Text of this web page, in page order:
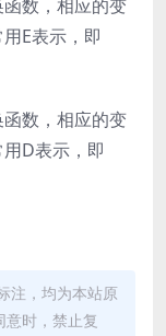
数，相应的变
E表示，即
数，相应的变
D表示，即
注，均为本站原
时，禁止复